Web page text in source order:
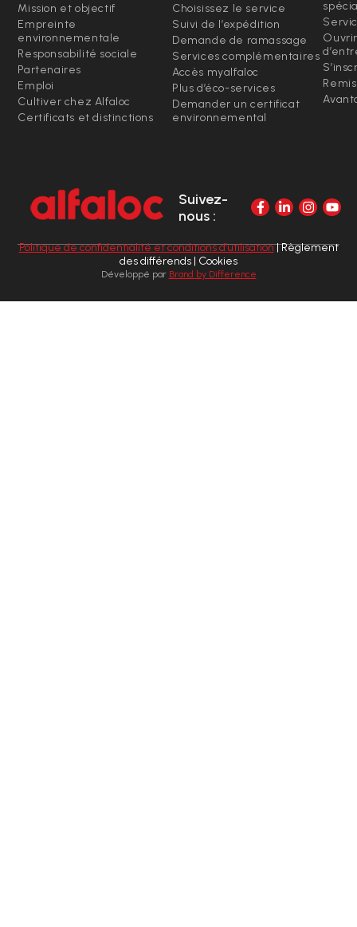
Mission et objectif
Empreinte
environnementale
Responsabilité sociale
Partenaires
Emploi
Cultiver chez Alfaloc
Certificats et distinctions
Choisissez le service
Suivi de l’expédition
Demande de ramassage
Services complémentaires
Accès myalfaloc
Plus d’éco-services
Demander un certificat
environnemental
Suivez-
nous :
Politique de confidentialité et conditions d’utilisation| Règlement
des différends | Cookies
Développé par Brand by Difference